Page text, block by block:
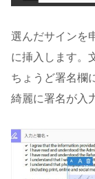
選んだサインを
に挿入します。
ちょうど署名欄
綺麗に署名が入